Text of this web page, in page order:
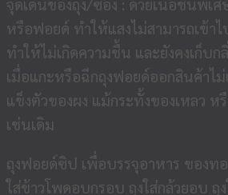
จุดเด่นของถุง/ซอง : ด้วยเนื้อชั้นพิเ
หรือฟอยด์ ทำให้แสงไม่สามารถเข้า
ทำให้ไม่เกิดความชื้น และยังคงเก็บก
เมื่อแกะหรือฉีกถุงฟอยด์ออกสินค้าไ
แข็งตัวของผง แม้กระทั้งของเหลว ห
เช่นเดิม
ถุงฟอยด์ซิป เพื่อบรรจุอาหาร ของท
ใส่ข้าวโพดอบกรอบ ถุงใส่กล้วยอบ ถุ